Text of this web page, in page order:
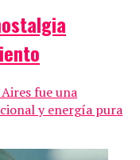
fue una
y energía pura